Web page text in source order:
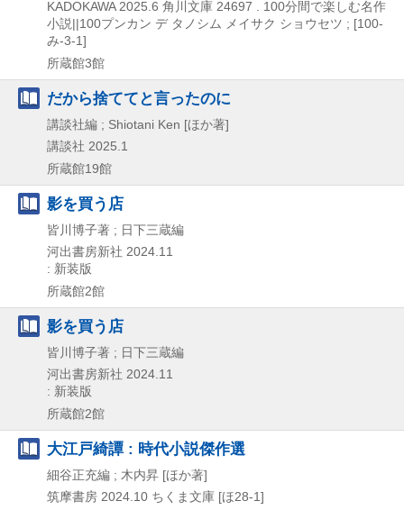
KADOKAWA 2025.6 角川文庫 24697 . 100分間で楽しむ名作
小説||100プンカン デ タノシム メイサク ショウセツ ; [100-
み-3-1]
所蔵館3館
だから捨ててと言ったのに
講談社編 ; Shiotani Ken [ほか著]
講談社 2025.1
所蔵館19館
影を買う店
皆川博子著 ; 日下三蔵編
河出書房新社 2024.11
: 新装版
所蔵館2館
影を買う店
皆川博子著 ; 日下三蔵編
河出書房新社 2024.11
: 新装版
所蔵館2館
大江戸綺譚 : 時代小説傑作選
細谷正充編 ; 木内昇 [ほか著]
筑摩書房 2024.10 ちくま文庫 [ほ28-1]